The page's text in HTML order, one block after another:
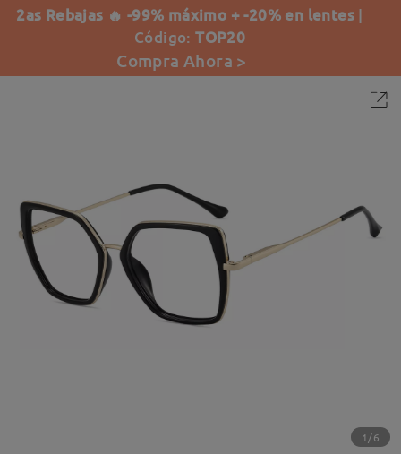
2as Rebajas 🔥 -99% máximo + -20% en lentes |
Código:TOP20
Compra Ahora >
1/6